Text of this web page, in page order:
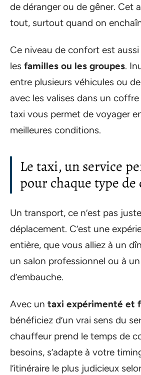
de déranger ou de gêner. Cet
tout, surtout quand on
Ce niveau de confort est
les familles ou les groupes.
entre plusieurs véhicules ou
avec les valises dans un
taxi vous permet de voyager
meilleures conditions.
Le taxi, un service
pour chaque type
Un transport, ce n’est pas
déplacement. C’est une
entière, que vous alliez à un
un salon professionnel ou à
d’embauche.
Avec un taxi expérimenté et
bénéficiez d’un vrai sens du
chauffeur prend le temps de
besoins, s’adapte à votre
l’itinéraire le plus judicieux